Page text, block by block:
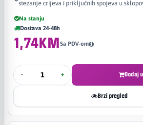
stezanje crijeva i priključnih spojeva u
Na stanju
Dostava 24-48h
1,74KMSa PDV-om
- + Dodaj
Brzi pregled